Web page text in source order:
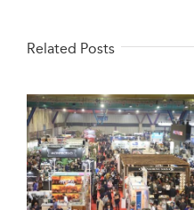
Related Posts